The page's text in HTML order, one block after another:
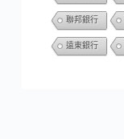
聯邦銀行
遠東銀行